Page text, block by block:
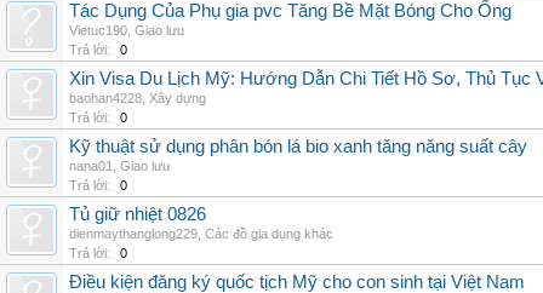
Tác Dụng Của Phụ gia pvc Tăng Bề Mặt Bóng Cho Ống
Vietuc190 Giao lưu
Trả lời:
0
Xin Visa Du Lịch Mỹ: Hướng Dẫn Chi Tiết Hồ Sơ, Thủ Tục
baohan4228 Xây dựng
Trả lời:
0
Kỹ thuật sử dụng phân bón lá bio xanh tăng năng suất cây
nana01
Giao lưu
Trả lời:
0
Tủ giữ nhiệt 0826
dienmaythanglong229 Các đồ gia dụng khác
Trả lời:
0
Điều kiện đăng ký quốc tịch Mỹ cho con sinh tại Việt Nam